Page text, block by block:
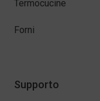
Termocucine
Forni
Supporto